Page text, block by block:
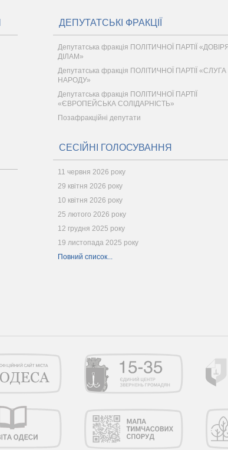
ДЕПУТАТСЬКІ ФРАКЦІЇ
Депутатська фракція ПОЛІТИЧНОЇ ПАРТІЇ
ДІЛАМ»
Депутатська фракція ПОЛІТИЧНОЇ ПАРТІЇ «СЛУГА
НАРОДУ»
Депутатська фракція ПОЛІТИЧНОЇ ПАРТІЇ
«ЄВРОПЕЙСЬКА СОЛІДАРНІСТЬ»
Позафракційні депутати
СЕСІЙНІ ГОЛОСУВАННЯ
11 червня 2026 року
29 квітня 2026 року
10 квітня 2026 року
25 лютого 2026 року
12 грудня 2025 року
19 листопада 2025 року
Повний список...